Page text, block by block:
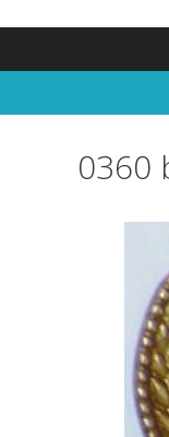
0360